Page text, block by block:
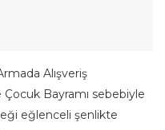
Alışveriş
Bayramı sebebiyle
eğlenceli şenlikte